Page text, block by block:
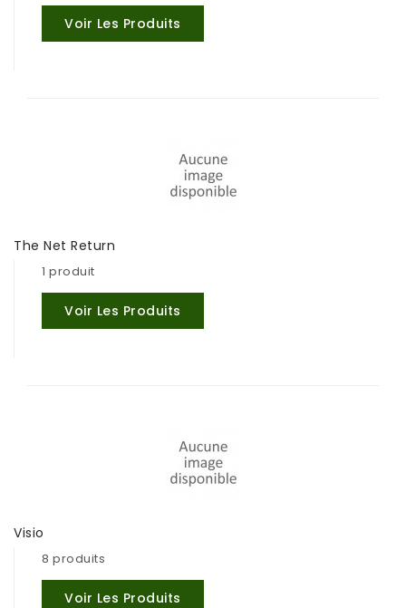
Voir Les Produits
The Net Return
1 produit
Voir Les Produits
Visio
8 produits
Voir Les Produits